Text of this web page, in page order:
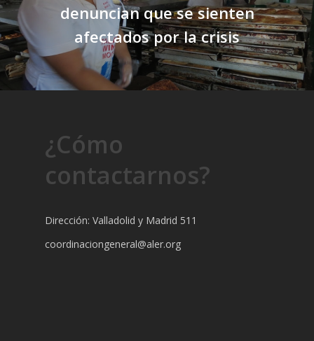
denuncian que se sienten
afectados por la crisis
¿Cómo
contactarnos?
Dirección: Valladolid y Madrid 511
coordinaciongeneral@aler.org